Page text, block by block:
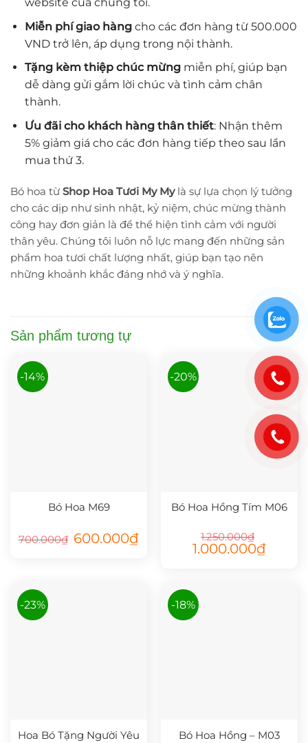
Miễn phí giao hàngcho các đơn hàng từ 500.000
VND trở lên, áp dụng trong nội thành.
Tặng kèm thiệp chúc mừngmiễn phí, giúp bạn
dễ dàng gửi gắm lời chúc và tình cảm chân
thành.
Ưu đãi cho khách hàng thân thiết: Nhận thêm
5% giảm giá cho các đơn hàng tiếp theo sau lần
mua thứ 3.
Bó hoa từ Shop Hoa Tươi My Mylà sự lựa chọn lý tưởng
cho các dịp như sinh nhật, kỷ niệm, chúc mừng thành
công hay đơn giản là để thể hiện tình cảm với người
thân yêu. Chúng tôi luôn nỗ lực mang đến những sản
phẩm hoa tươi chất lượng nhất, giúp bạn tạo nên
những khoảnh khắc đáng nhớ và ý nghĩa.
Sản phẩm tương tự
-14%
Bó Hoa M69
700.000₫ Giá
gốc
600.000₫Giá
-20%
Bó Hoa Hồng Tím M06
1.250.000₫
Giá
gốc
1.000.000₫Giá
-23%
Hoa Bó Tặng Người Yêu
-18%
Bó Hoa Hồng – M03